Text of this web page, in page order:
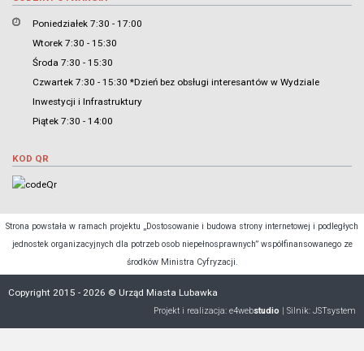
Poniedziałek 7:30 - 17:00
Wtorek 7:30 - 15:30
Środa 7:30 - 15:30
Czwartek 7:30 - 15:30 *Dzień bez obsługi interesantów w Wydziale
Inwestycji i Infrastruktury
Piątek 7:30 - 14:00
KOD QR
Strona powstała w ramach projektu „Dostosowanie i budowa strony internetowej i podległych
jednostek organizacyjnych dla potrzeb osob niepełnosprawnych” współfinansowanego ze
środków Ministra Cyfryzacji.
Copyright 2015 - 2026 © Urząd Miasta Lubawka
Projekt i realizacja: e4webstudio | Silnik: JSTsystem